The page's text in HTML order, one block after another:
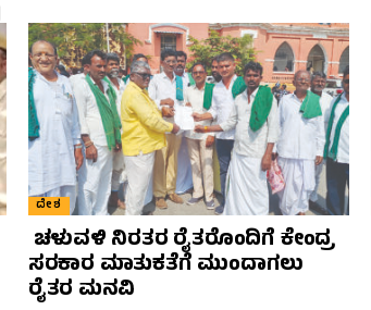
ದೇಶ
ಚಳುವಳಿ ನಿರತರ ರೈತರೊಂದಿಗೆ ಕೇಂದ್ರ
ಸರಕಾರ ಮಾತುಕತೆಗೆ ಮುಂದಾಗಲು
ರೈತರ ಮನವಿ